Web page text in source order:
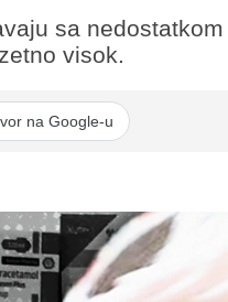
sa
visok.
na Google-u